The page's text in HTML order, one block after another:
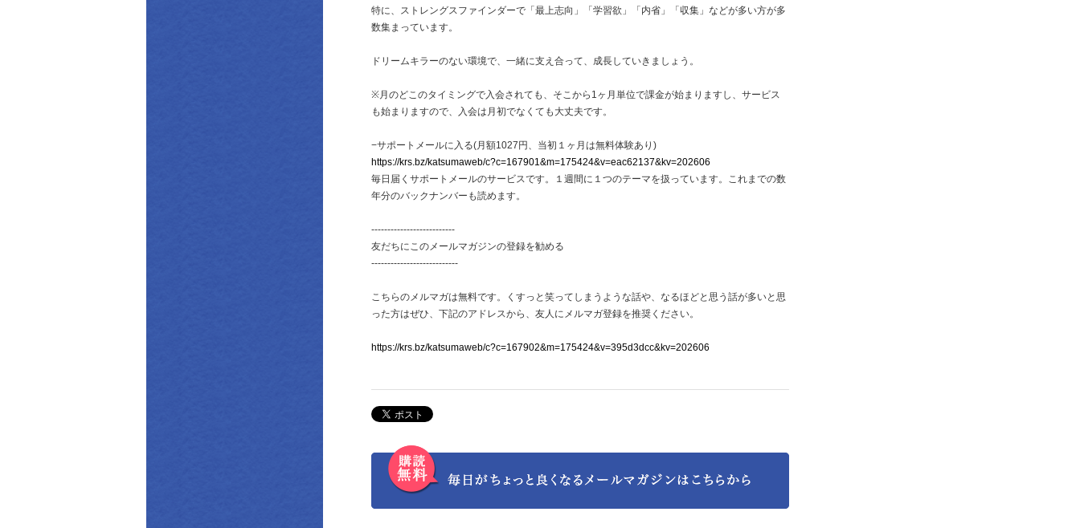
特に、ストレングスファインダーで「最上志向」「学習欲」「内省」「収集」などが多い方が多
数集まっています。
ドリームキラーのない環境で、一緒に支え合って、成長していきましょう。
※月のどこのタイミングで入会されても、そこから1ヶ月単位で課金が始まりますし、サービス
も始まりますので、入会は月初でなくても大丈夫です。
−サポートメールに入る(月額1027円、当初１ヶ月は無料体験あり)
https://krs.bz/katsumaweb/c?c=167901&m=175424&v=eac62137&kv=202606
毎日届くサポートメールのサービスです。１週間に１つのテーマを扱っています。これまでの数
年分のバックナンバーも読めます。
--------------------------
友だちにこのメールマガジンの登録を勧める
---------------------------
こちらのメルマガは無料です。くすっと笑ってしまうような話や、なるほどと思う話が多いと思
った方はぜひ、下記のアドレスから、友人にメルマガ登録を推奨ください。
https://krs.bz/katsumaweb/c?c=167902&m=175424&v=395d3dcc&kv=202606